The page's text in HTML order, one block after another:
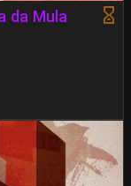
da Mula